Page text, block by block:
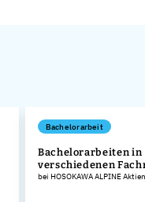
Bachelorarbeit
Bachelorarbeiten in
verschiedenen
bei HOSOKAWA ALPINE